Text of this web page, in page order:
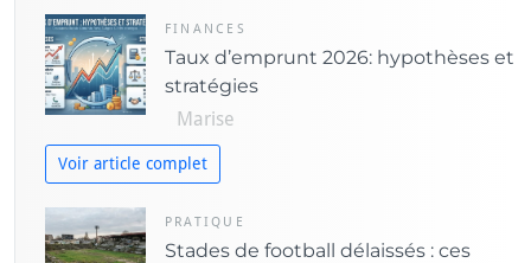
FINANCES
Taux d’emprunt 2026: hypothèses et
stratégies
Marise
Voir article complet
PRATIQUE
Stades de football délaissés : ces